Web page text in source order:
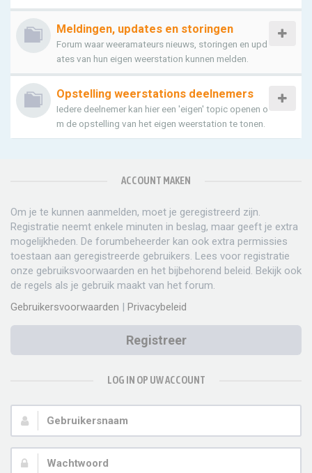
Meldingen, updates en storingen
Forum waar weeramateurs nieuws, storingen en upd
ates van hun eigen weerstation kunnen melden.
Opstelling weerstations deelnemers
Iedere deelnemer kan hier een 'eigen' topic openen o
m de opstelling van het eigen weerstation te tonen.
ACCOUNT MAKEN
Om je te kunnen aanmelden, moet je geregistreerd zijn.
Registratie neemt enkele minuten in beslag, maar geeft je extra
mogelijkheden. De forumbeheerder kan ook extra permissies
toestaan aan geregistreerde gebruikers. Lees voor registratie
onze gebruiksvoorwaarden en het bijbehorend beleid. Bekijk ook
de regels als je gebruik maakt van het forum.
Gebruikersvoorwaarden | Privacybeleid
Registreer
LOG IN OP UW ACCOUNT
Gebruikersnaam:
Wachtwoord: